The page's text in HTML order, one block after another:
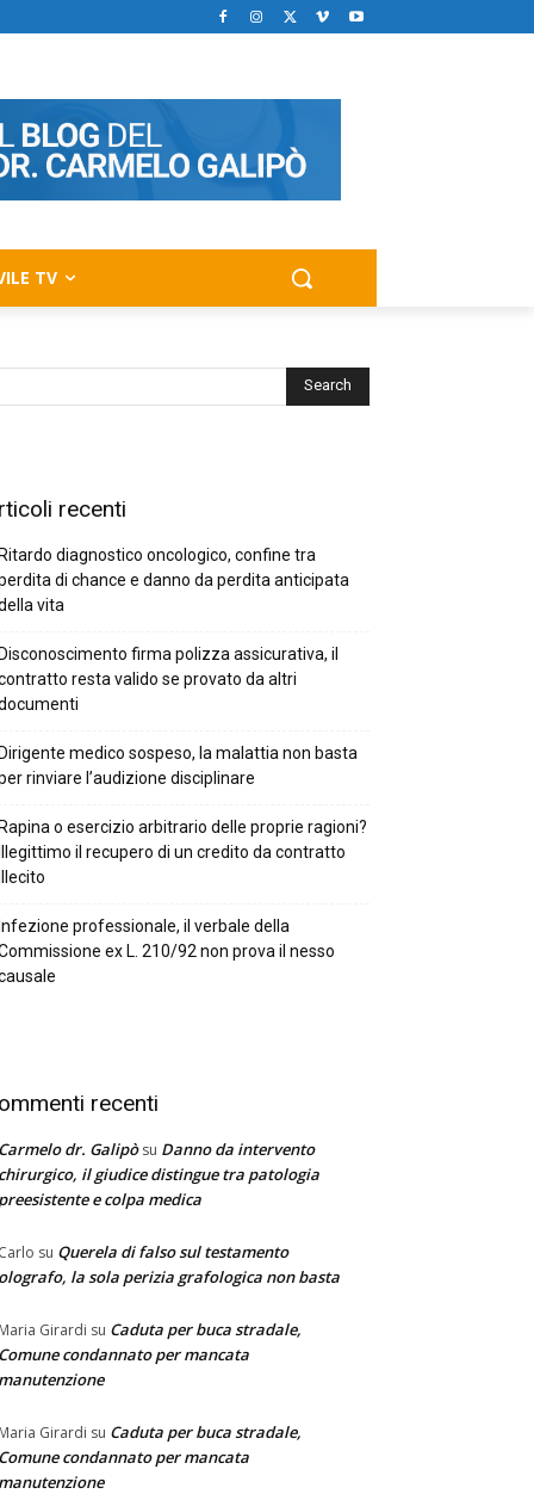
TV
recenti
diagnostico oncologico, confine tra
di chance e danno da perdita anticipata
vita
firma polizza assicurativa, il
resta valido se provato da altri
medico sospeso, la malattia non basta
rinviare l’audizione disciplinare
o esercizio arbitrario delle proprie ragioni?
il recupero di un credito da contratto
professionale, il verbale della
ex L. 210/92 non prova il nesso
recenti
dr. Galipòsu Danno da intervento
il giudice distingue tra patologia
e colpa medica
su Querela di falso sul testamento
la sola perizia grafologica non basta
Girardi su Caduta per buca stradale,
condannato per mancata
Girardi su Caduta per buca stradale,
condannato per mancata